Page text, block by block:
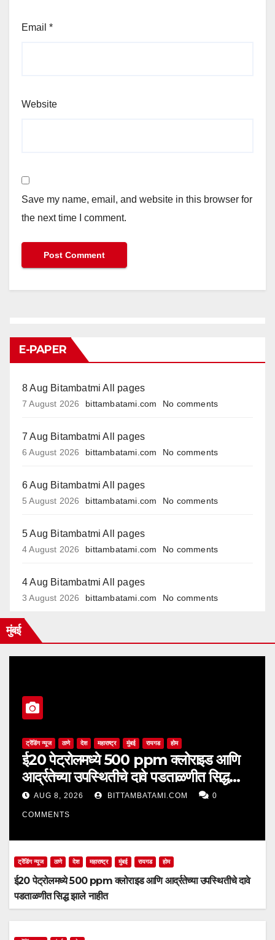
Email *
Website
Save my name, email, and website in this browser for
the next time I comment.
E-PAPER
8 Aug Bitambatmi All pages
7 August 2026 bittambatami.com No comments
7 Aug Bitambatmi All pages
6 August 2026 bittambatami.com No comments
6 Aug Bitambatmi All pages
5 August 2026 bittambatami.com No comments
5 Aug Bitambatmi All pages
4 August 2026 bittambatami.com No comments
4 Aug Bitambatmi All pages
3 August 2026 bittambatami.com No comments
मुंबई
ट्रेंडिंग न्यूज ठाणे देश महाराष्ट्र मुंबई रायगड होम
ई20 पेट्रोलमध्ये 500 ppm क्लोराइड आणि
आर्द्रतेच्या उपस्थितीचे दावे पडताळणीत सिद्ध
झाले नाहीत
AUG 8, 2026 BITTAMBATAMI.COM 0
COMMENTS
ट्रेंडिंग न्यूज ठाणे देश महाराष्ट्र मुंबई रायगड होम
ई20 पेट्रोलमध्ये 500 ppm क्लोराइड आणि आर्द्रतेच्या उपस्थितीचे दावे
पडताळणीत सिद्ध झाले नाहीत